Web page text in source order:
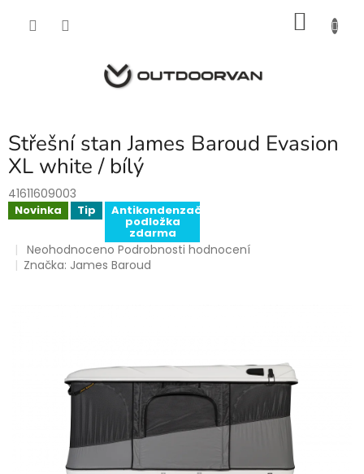
Střešní stan James Baroud Evasion
XL white / bílý
41611609003
Novinka Tip Antikondenzační
podložka
zdarma
Průměrné
hodnocení
Neohodnoceno Podrobnosti hodnocení
Značka: James Baroud